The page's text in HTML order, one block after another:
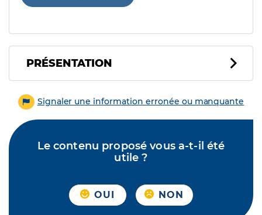
PRÉSENTATION
Signaler une information erronée ou manquante
Le contenu proposé vous a-t-il été
utile ?
OUI NON